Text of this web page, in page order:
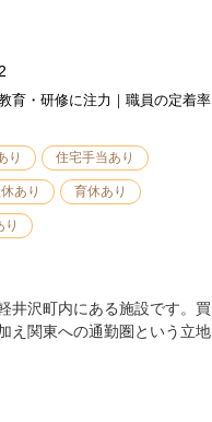
育・研修に注力｜職員の定着率
り 住宅手当あり
あり 育休あり
り
井沢町内にある施設です。買
え関東への通勤圏という立地